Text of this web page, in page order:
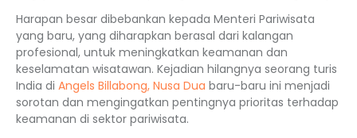
Harapan besar dibebankan kepada Menteri Pariwisata
yang baru, yang diharapkan berasal dari kalangan
profesional, untuk meningkatkan keamanan dan
keselamatan wisatawan. Kejadian hilangnya seorang turis
India di Angels Billabong, Nusa Dua baru-baru ini menjadi
sorotan dan mengingatkan pentingnya prioritas terhadap
keamanan di sektor pariwisata.